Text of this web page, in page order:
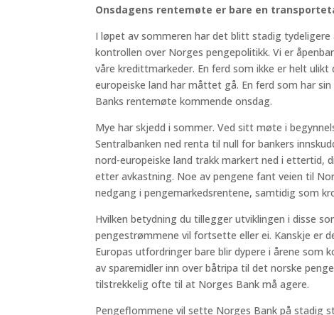
Onsdagens rentemøte er bare en
I løpet av sommeren har det blitt stadig
kontrollen over Norges pengepolitikk. Vi er
våre kredittmarkeder. En ferd som ikke er helt
europeiske land har måttet gå. En ferd som har
Banks rentemøte kommende onsdag.
Mye har skjedd i sommer. Ved sitt møte i
Sentralbanken ned renta til null for bankers
nord-europeiske land trakk markert ned i ettertid,
etter avkastning. Noe av pengene fant veien til
nedgang i pengemarkedsrentene, samtidig som
Hvilken betydning du tillegger utviklingen i disse
pengestrømmene vil fortsette eller ei. Kanskje er
Europas utfordringer bare blir dypere i årene
av sparemidler inn over båtripa til det norske
tilstrekkelig ofte til at Norges Bank må agere.
Pengeflommene vil sette Norges Bank på stadig